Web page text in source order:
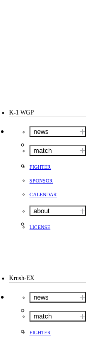
K-1 WGP
news
match
FIGHTER
SPONSOR
CALENDAR
about
LICENSE
Krush-EX
news
match
FIGHTER